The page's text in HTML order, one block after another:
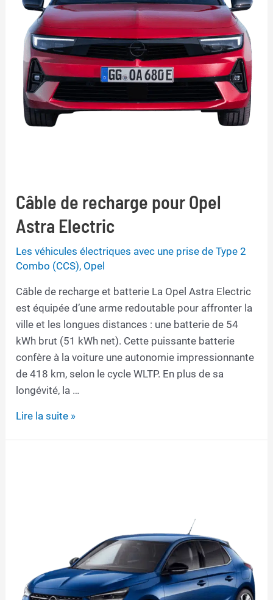
Câble de recharge pour Opel
Astra Electric
Les véhicules électriques avec une prise de Type 2
Combo (CCS), Opel
Câble de recharge et batterie La Opel Astra Electric
est équipée d’une arme redoutable pour affronter la
ville et les longues distances : une batterie de 54
kWh brut (51 kWh net). Cette puissante batterie
confère à la voiture une autonomie impressionnante
de 418 km, selon le cycle WLTP. En plus de sa
longévité, la …
Câble
Lire la suite »